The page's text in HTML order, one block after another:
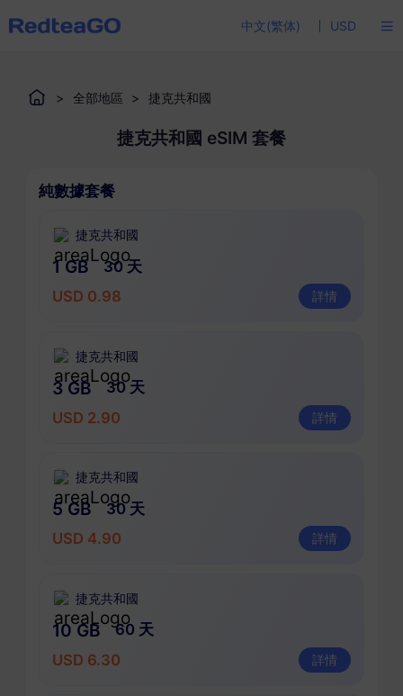
中文(繁体) USD
> 全部地區 > 捷克共和國
捷克共和國 eSIM 套餐
純數據套餐
捷克共和國
1 GB
30 天
USD 0.98
詳情
捷克共和國
3 GB
30 天
USD 2.90
詳情
捷克共和國
5 GB
30 天
USD 4.90
詳情
捷克共和國
10 GB
60 天
USD 6.30
詳情